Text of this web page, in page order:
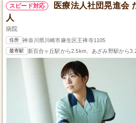
スピード対応
医療法人社団晃進会
人
病院
住所 神奈川県川崎市麻生区王禅寺1105
最寄駅 新百合ヶ丘駅から2.5km、あざみ野駅から